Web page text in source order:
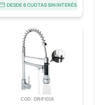
DESDE 6 CUOTAS SIN INTERÉS
COD. GRIFI018